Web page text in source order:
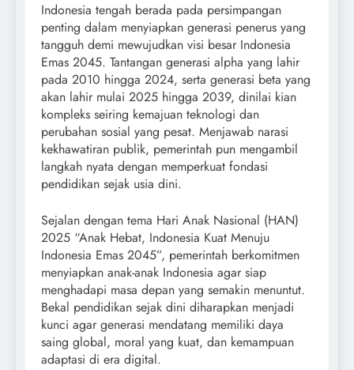
Indonesia tengah berada pada persimpangan
penting dalam menyiapkan generasi penerus yang
tangguh demi mewujudkan visi besar Indonesia
Emas 2045. Tantangan generasi alpha yang lahir
pada 2010 hingga 2024, serta generasi beta yang
akan lahir mulai 2025 hingga 2039, dinilai kian
kompleks seiring kemajuan teknologi dan
perubahan sosial yang pesat. Menjawab narasi
kekhawatiran publik, pemerintah pun mengambil
langkah nyata dengan memperkuat fondasi
pendidikan sejak usia dini.
Sejalan dengan tema Hari Anak Nasional (HAN)
2025 “Anak Hebat, Indonesia Kuat Menuju
Indonesia Emas 2045”, pemerintah berkomitmen
menyiapkan anak-anak Indonesia agar siap
menghadapi masa depan yang semakin menuntut.
Bekal pendidikan sejak dini diharapkan menjadi
kunci agar generasi mendatang memiliki daya
saing global, moral yang kuat, dan kemampuan
adaptasi di era digital.